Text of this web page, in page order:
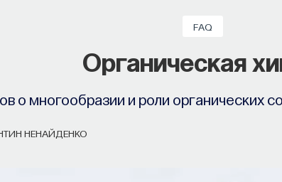
FAQ
Органическая
о многообразии и роли органических
НЕНАЙДЕНКО